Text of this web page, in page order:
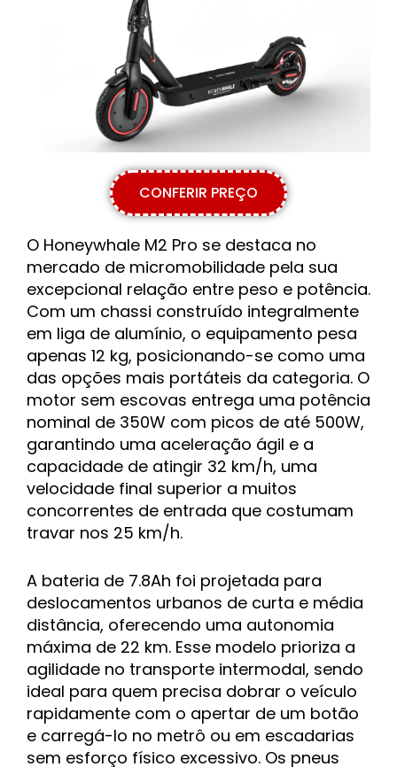
CONFERIR PREÇO
O Honeywhale M2 Pro se destaca no
mercado de micromobilidade pela sua
excepcional relação entre peso e potência.
Com um chassi construído integralmente
em liga de alumínio, o equipamento pesa
apenas 12 kg, posicionando-se como uma
das opções mais portáteis da categoria. O
motor sem escovas entrega uma potência
nominal de 350W com picos de até 500W,
garantindo uma aceleração ágil e a
capacidade de atingir 32 km/h, uma
velocidade final superior a muitos
concorrentes de entrada que costumam
travar nos 25 km/h.
A bateria de 7.8Ah foi projetada para
deslocamentos urbanos de curta e média
distância, oferecendo uma autonomia
máxima de 22 km. Esse modelo prioriza a
agilidade no transporte intermodal, sendo
ideal para quem precisa dobrar o veículo
rapidamente com o apertar de um botão
e carregá-lo no metrô ou em escadarias
sem esforço físico excessivo. Os pneus